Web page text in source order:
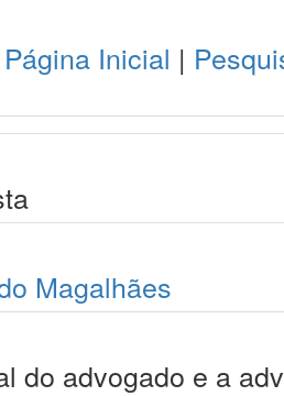
Página Inicial |
Magalhães
do advogado e a